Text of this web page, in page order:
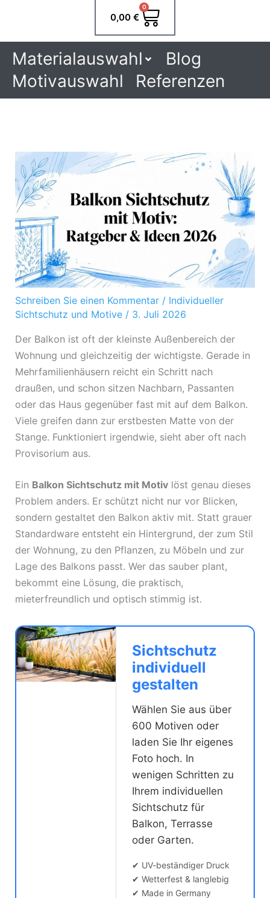
0,00 €
0
Warenkorb
Materialauswahl
Blog
Motivauswahl
Referenzen
Schreiben Sie einen Kommentar / Individueller
Sichtschutz und Motive/ 3. Juli 2026
Der Balkon ist oft der kleinste Außenbereich der
Wohnung und gleichzeitig der wichtigste. Gerade in
Mehrfamilienhäusern reicht ein Schritt nach
draußen, und schon sitzen Nachbarn, Passanten
oder das Haus gegenüber fast mit auf dem Balkon.
Viele greifen dann zur erstbesten Matte von der
Stange. Funktioniert irgendwie, sieht aber oft nach
Provisorium aus.
Ein Balkon Sichtschutz mit Motivlöst genau dieses
Problem anders. Er schützt nicht nur vor Blicken,
sondern gestaltet den Balkon aktiv mit. Statt grauer
Standardware entsteht ein Hintergrund, der zum Stil
der Wohnung, zu den Pflanzen, zu Möbeln und zur
Lage des Balkons passt. Wer das sauber plant,
bekommt eine Lösung, die praktisch,
mieterfreundlich und optisch stimmig ist.
Sichtschutz
individuell
gestalten
Wählen Sie aus über
600 Motiven oder
laden Sie Ihr eigenes
Foto hoch. In
wenigen Schritten zu
Ihrem individuellen
Sichtschutz für
Balkon, Terrasse
oder Garten.
✔ UV-beständiger Druck
✔ Wetterfest & langlebig
✔ Made in Germany